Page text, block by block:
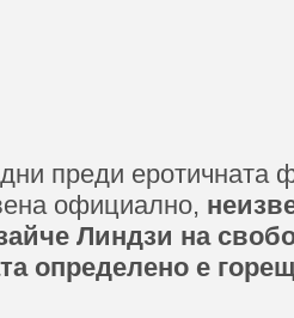
преди еротичната
официално,
Линдзи на
определено е